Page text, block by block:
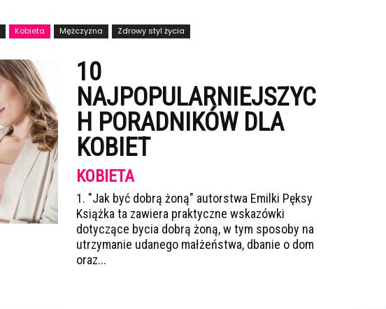
Kobieta Mężczyzna Zdrowy styl życia
10
NAJPOPULARNIEJSZYC
H PORADNIKÓW DLA
KOBIET
KOBIETA
1. "Jak być dobrą żoną" autorstwa Emilki Pęksy
Książka ta zawiera praktyczne wskazówki
dotyczące bycia dobrą żoną, w tym sposoby na
utrzymanie udanego małżeństwa, dbanie o dom
oraz...